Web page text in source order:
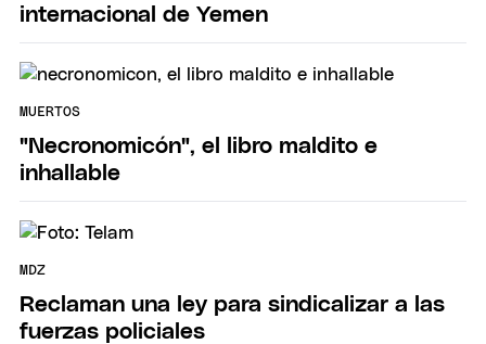
internacional de Yemen
MUERTOS
"Necronomicón", el libro maldito e
inhallable
MDZ
Reclaman una ley para sindicalizar a las
fuerzas policiales